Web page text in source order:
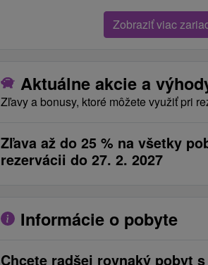
Zobraziť viac
Aktuálne akcie a
Zľavy a bonusy, ktoré môžete využiť pri
Zľava až do 25 % na všetky
rezervácii do 27. 2. 2027
Informácie o pobyte
Chcete radšej rovnaký pobyt